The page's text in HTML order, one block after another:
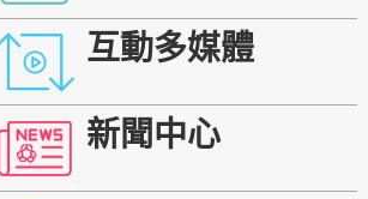
互動多媒體
新聞中心